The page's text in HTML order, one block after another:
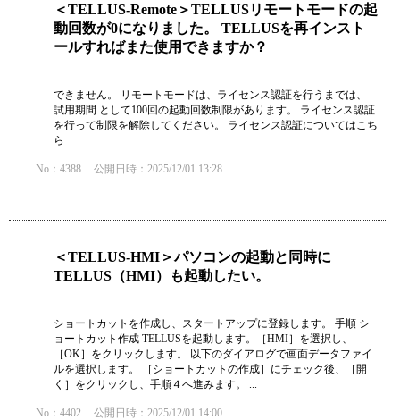
＜TELLUS-Remote＞TELLUSリモートモードの起
動回数が0になりました。 TELLUSを再インスト
ールすればまた使用できますか？
できません。 リモートモードは、ライセンス認証を行うまでは、
試用期間 として100回の起動回数制限があります。 ライセンス認証
を行って制限を解除してください。 ライセンス認証についてはこち
ら
No：4388 公開日時：2025/12/01 13:28
＜TELLUS-HMI＞パソコンの起動と同時に
TELLUS（HMI）も起動したい。
ショートカットを作成し、スタートアップに登録します。 手順 シ
ョートカット作成 TELLUSを起動します。［HMI］を選択し、
［OK］をクリックします。 以下のダイアログで画面データファイ
ルを選択します。 ［ショートカットの作成］にチェック後、［開
く］をクリックし、手順４へ進みます。 ...
No：4402 公開日時：2025/12/01 14:00